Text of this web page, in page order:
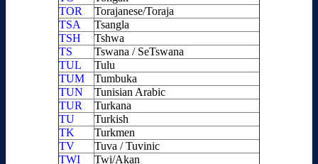
TOR
Torajanese/Toraja
TSA
Tsangla
TSH
Tshwa
TS
Tswana / SeTswana
TUL
Tulu
TUM
Tumbuka
TUN
Tunisian Arabic
TUR
Turkana
TU
Turkish
TK
Turkmen
TV
Tuva / Tuvinic
TWI
Twi/Akan